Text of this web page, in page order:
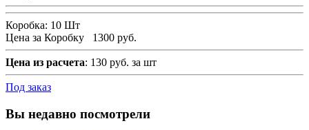
Коробка: 10 Шт
Цена за Коробку
1300 руб.
Цена из расчета: 130 руб. за шт
Под заказ
Вы недавно посмотрели